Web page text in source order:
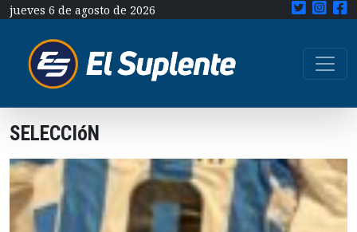
jueves 6 de agosto de 2026
SELECCIóN